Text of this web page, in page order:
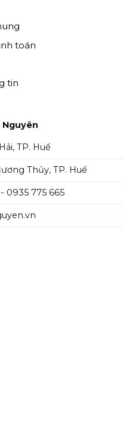
toán
tin
Nguyên
TP. Huế
Thủy, TP. Huế
0935 775 665